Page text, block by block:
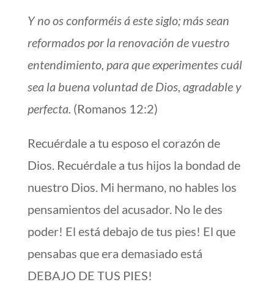
Y no os conforméis á este siglo; más sean
reformados por la renovación de vuestro
entendimiento, para que experimentes cuál
sea la buena voluntad de Dios, agradable y
perfecta. (Romanos 12:2)
Recuérdale a tu esposo el corazón de
Dios. Recuérdale a tus hijos la bondad de
nuestro Dios. Mi hermano, no hables los
pensamientos del acusador. No le des
poder! El está debajo de tus pies! El que
pensabas que era demasiado está
DEBAJO DE TUS PIES!